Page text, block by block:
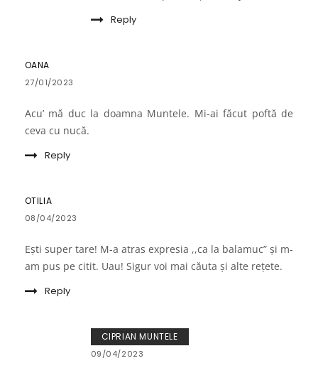
Reply
OANA
27/01/2023
Acu’ mă duc la doamna Muntele. Mi-ai făcut poftă de
ceva cu nucă.
Reply
OTILIA
08/04/2023
Ești super tare! M-a atras expresia ,,ca la balamuc” și m-
am pus pe citit. Uau! Sigur voi mai căuta și alte rețete.
Reply
CIPRIAN MUNTELE
09/04/2023